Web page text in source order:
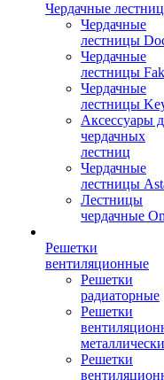
Чердачные
Чердачные
лестницы
Чердачные
лестницы
Чердачные
лестницы
Аксессуары
чердачных
лестниц
Чердачные
лестницы
Лестницы
чердачные
Решетки
вентиляционные
Решетки
радиаторные
Решетки
Решетки